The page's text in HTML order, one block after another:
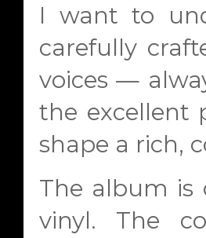
I want to
carefully
voices —
the excellent
shape a rich,
The album is
vinyl. The